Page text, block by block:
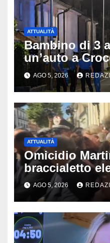
ATTUALITÀ
Bambino di 3
un’auto a
Montello: è
trasportato in
Padova
AGO 5, 2026
ATTUALITÀ
Omicidio
braccialetto
genitori della
potranno
famiglia di
AGO 5, 2026